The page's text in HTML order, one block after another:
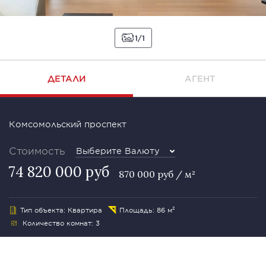
1 1
ДЕТАЛИ АГЕНТ
Комсомольский проспект
Стоимость Выберите Валюту
74 820 000 руб 870 000 руб / м²
Тип объекта: Квартира
Площадь: 86 м²
Количество комнат: 3